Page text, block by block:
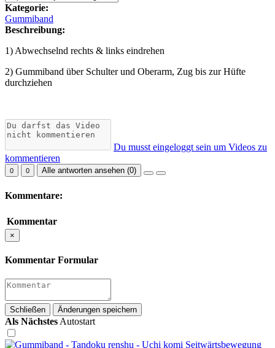
Kategorie:
Gummiband
Beschreibung:
1) Abwechselnd rechts & links eindrehen
2) Gummiband über Schulter und Oberarm, Zug bis zur Hüfte
durchziehen
Du musst eingeloggt sein um Videos zu
kommentieren
0 0 Alle antworten ansehen (0)
Kommentare:
Kommentar
×
Kommentar Formular
Schließen Änderungen speichern
Als NächstesAutostart